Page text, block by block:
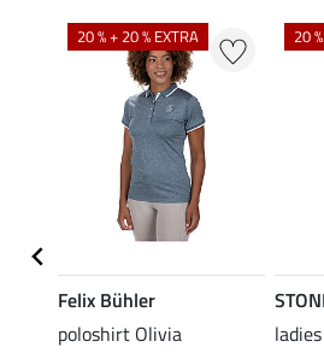
20 % + 20 % EXTRA
Felix Bühler
poloshirt Olivia
20